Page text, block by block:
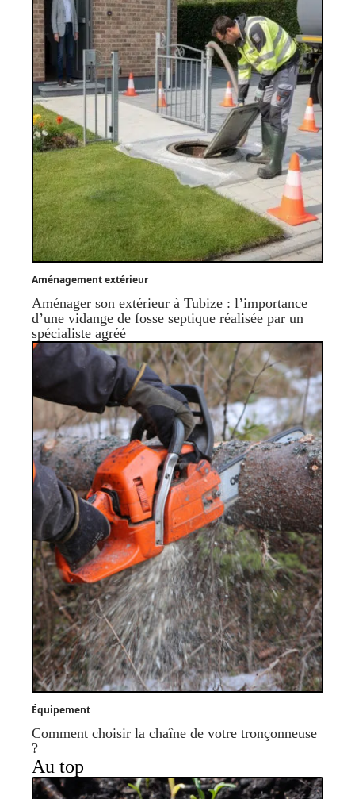
Aménagement extérieur
Aménager son extérieur à Tubize : l’importance
d’une vidange de fosse septique réalisée par un
spécialiste agréé
Équipement
Comment choisir la chaîne de votre tronçonneuse
?
Au top